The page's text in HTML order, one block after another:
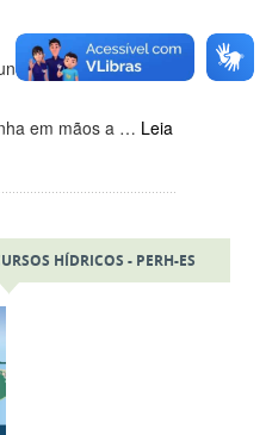
ou
em mãos a … Leia
HÍDRICOS - PERH-ES